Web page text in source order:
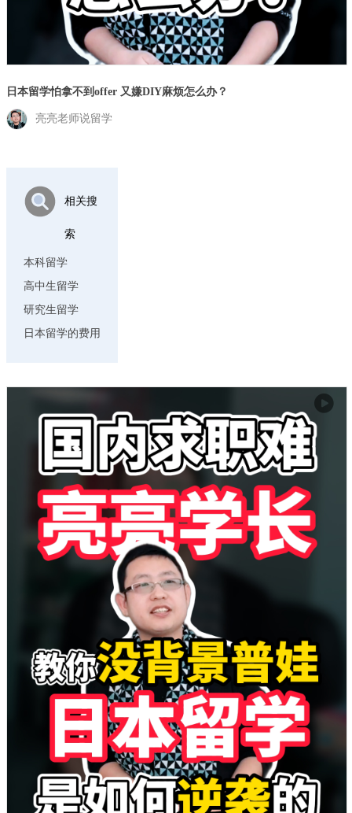
日本留学怕拿不到offer 又嫌DIY麻烦怎么办？
亮亮老师说留学
相关搜
索
本科留学
高中生留学
研究生留学
日本留学的费用